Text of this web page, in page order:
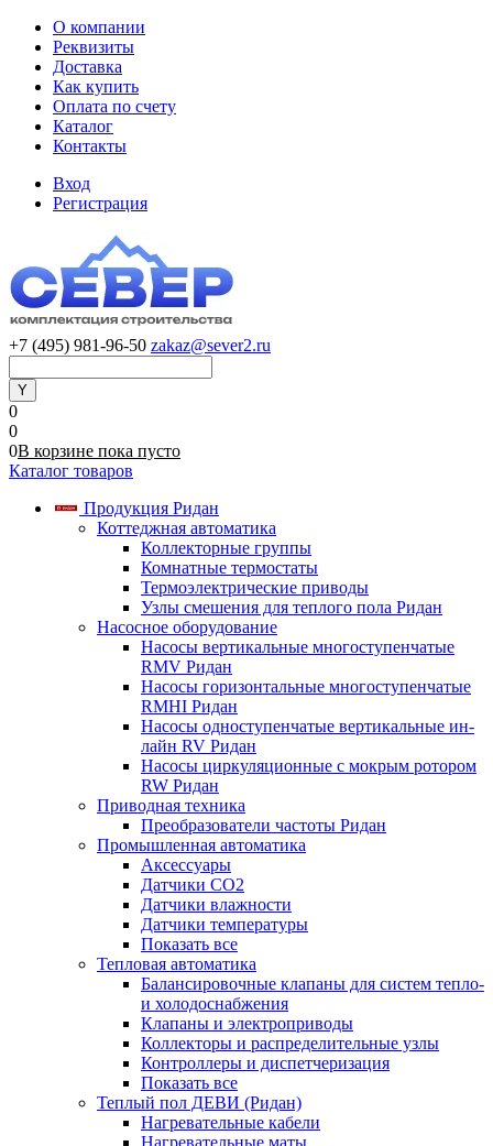
О компании
Реквизиты
Доставка
Как купить
Оплата по счету
Каталог
Контакты
Вход
Регистрация
+7 (495) 981-96-50 zakaz@sever2.ru
0
0
0В корзине пока пусто
Каталог товаров
Продукция Ридан
Коттеджная автоматика
Коллекторные группы
Комнатные термостаты
Термоэлектрические приводы
Узлы смешения для теплого пола Ридан
Насосное оборудование
Насосы вертикальные многоступенчатые
RMV Ридан
Насосы горизонтальные многоступенчатые
RMHI Ридан
Насосы одноступенчатые вертикальные ин-
лайн RV Ридан
Насосы циркуляционные с мокрым ротором
RW Ридан
Приводная техника
Преобразователи частоты Ридан
Промышленная автоматика
Аксессуары
Датчики CO2
Датчики влажности
Датчики температуры
Показать все
Тепловая автоматика
Балансировочные клапаны для систем тепло-
и холодоснабжения
Клапаны и электроприводы
Коллекторы и распределительные узлы
Контроллеры и диспетчеризация
Показать все
Теплый пол ДЕВИ (Ридан)
Нагревательные кабели
Нагревательные маты